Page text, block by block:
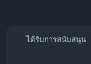
ได้รับการสนับสนุน